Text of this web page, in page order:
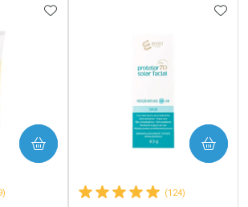
ADICIONAR AOS FAVORITOS
(124)
COMPRAR